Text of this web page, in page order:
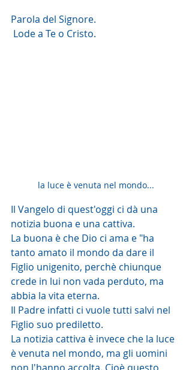
Parola del Signore.
Lode a Te o Cristo.
la luce è venuta nel mondo...
Il Vangelo di quest'oggi ci dà una
notizia buona e una cattiva.
La buona è che Dio ci ama e "ha
tanto amato il mondo da dare il
Figlio unigenito, perchè chiunque
crede in lui non vada perduto, ma
abbia la vita eterna.
Il Padre infatti ci vuole tutti salvi nel
Figlio suo prediletto.
La notizia cattiva è invece che la luce
è venuta nel mondo, ma gli uomini